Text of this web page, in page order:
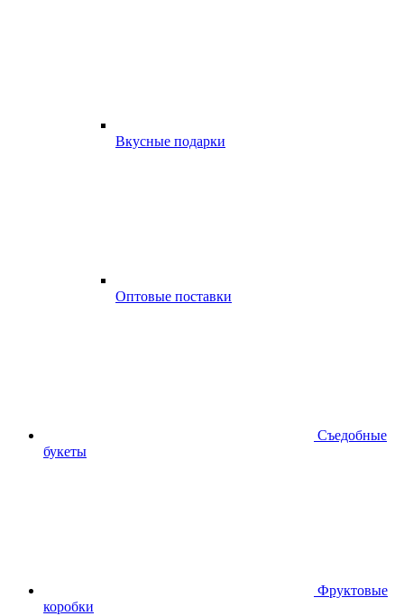
Вкусные подарки
Оптовые поставки
Съедобные
букеты
Фруктовые
коробки